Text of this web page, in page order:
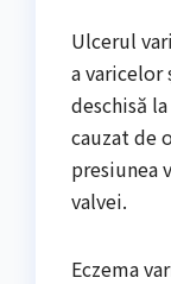
Ulcerul
a varicelor
deschisă
cauzat de
presiunea
valvei.
Eczema